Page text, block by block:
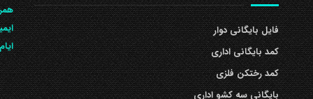
فایل بایگانی دوار
کمد بایگانی اداری
کمد رختکن فلزی
بایگانی سه کشو اداری
همراه: